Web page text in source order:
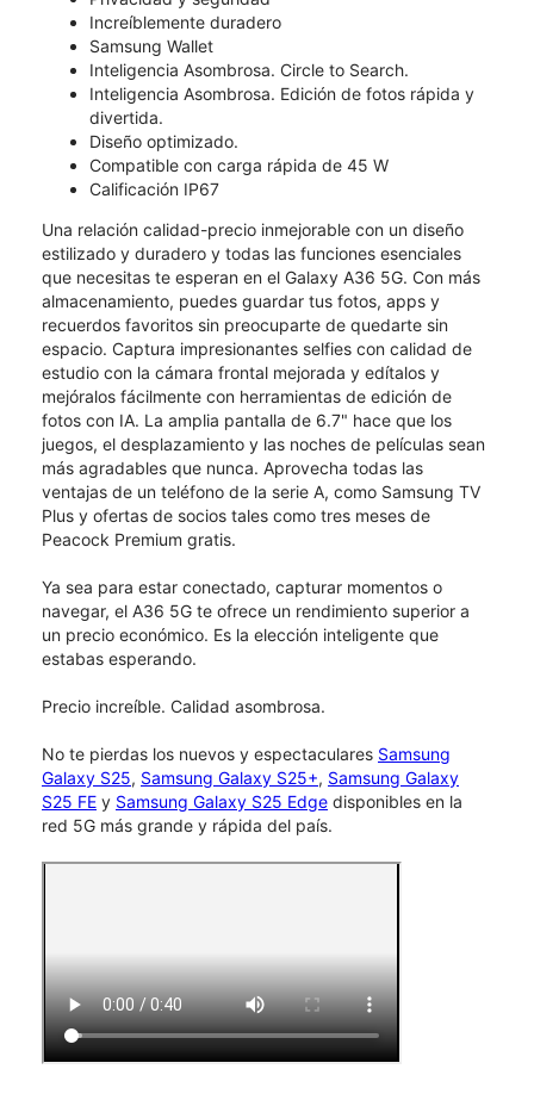
Increíblemente duradero
Samsung Wallet
Inteligencia Asombrosa. Circle to Search.
Inteligencia Asombrosa. Edición de fotos rápida y
divertida.
Diseño optimizado.
Compatible con carga rápida de 45 W
Calificación IP67
Una relación calidad-precio inmejorable con un diseño
estilizado y duradero y todas las funciones esenciales
que necesitas te esperan en el Galaxy A36 5G. Con más
almacenamiento, puedes guardar tus fotos, apps y
recuerdos favoritos sin preocuparte de quedarte sin
espacio. Captura impresionantes selfies con calidad de
estudio con la cámara frontal mejorada y edítalos y
mejóralos fácilmente con herramientas de edición de
fotos con IA. La amplia pantalla de 6.7" hace que los
juegos, el desplazamiento y las noches de películas sean
más agradables que nunca. Aprovecha todas las
ventajas de un teléfono de la serie A, como Samsung TV
Plus y ofertas de socios tales como tres meses de
Peacock Premium gratis.
Ya sea para estar conectado, capturar momentos o
navegar, el A36 5G te ofrece un rendimiento superior a
un precio económico. Es la elección inteligente que
estabas esperando.
Precio increíble. Calidad asombrosa.
No te pierdas los nuevos y espectaculares Samsung
Galaxy S25, Samsung Galaxy S25+, Samsung Galaxy
S25 FE y Samsung Galaxy S25 Edge disponibles en la
red 5G más grande y rápida del país.